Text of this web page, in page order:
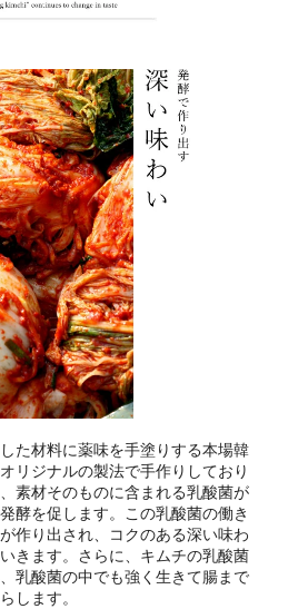
た材料に薬味を手塗りする本場韓
リジナルの製法で手作りしており
素材そのものに含まれる乳酸菌が
酵を促します。この乳酸菌の働き
作り出され、コクのある深い味わ
きます。さらに、キムチの乳酸菌
乳酸菌の中でも強く生きて腸まで
します。